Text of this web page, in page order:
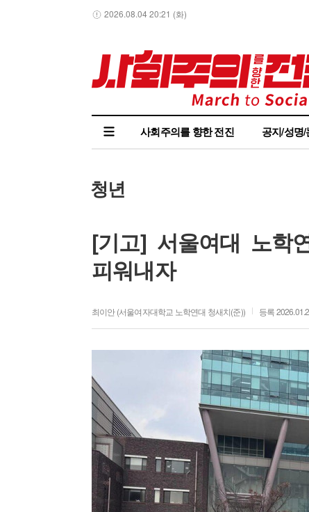
2026.08.04 20:21 (화)
사회주의를 향한 전진 공지/성명
청년
[기고] 서울여대 노학
피워내자
최이안 (서울여자대학교 노학연대 청새치(준)) 등록